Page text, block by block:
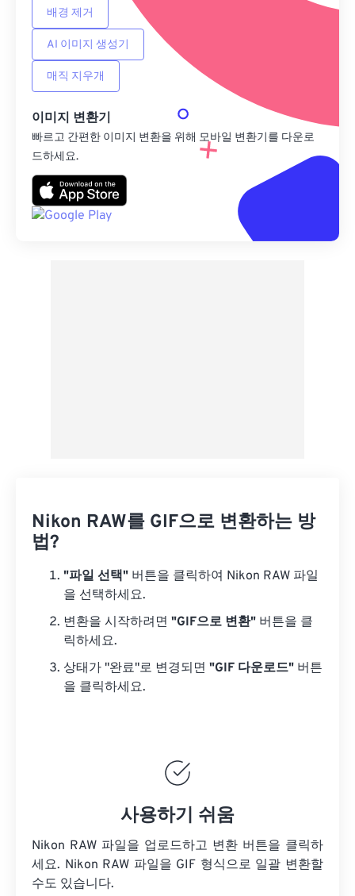
배경 제거
AI 이미지 생성기
매직 지우개
이미지 변환기
빠르고 간편한 이미지 변환을 위해 모바일 변환기를 다운로
드하세요.
Nikon RAW를 GIF으로 변환하는 방
법?
"파일 선택" 버튼을 클릭하여 Nikon RAW 파일
을 선택하세요.
변환을 시작하려면 "GIF으로 변환" 버튼을 클
릭하세요.
상태가 "완료"로 변경되면 "GIF 다운로드" 버튼
을 클릭하세요.
사용하기 쉬움
Nikon RAW 파일을 업로드하고 변환 버튼을 클릭하
세요. Nikon RAW 파일을 GIF 형식으로 일괄 변환할
수도 있습니다.